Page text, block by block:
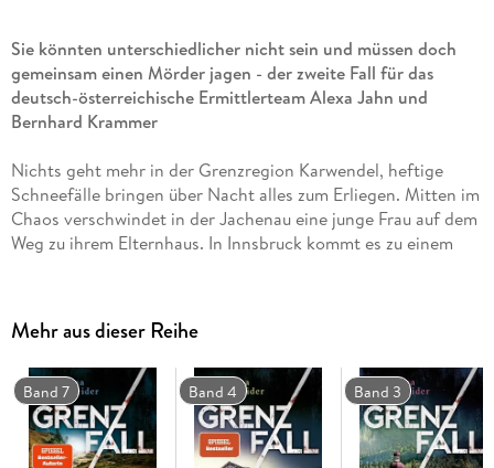
Sie könnten unterschiedlicher nicht sein und müssen doch
gemeinsam einen Mörder jagen - der zweite Fall für das
deutsch-österreichische Ermittlerteam Alexa Jahn und
Bernhard Krammer
Nichts geht mehr in der Grenzregion Karwendel, heftige
Schneefälle bringen über Nacht alles zum Erliegen. Mitten im
Chaos verschwindet in der Jachenau eine junge Frau auf dem
Weg zu ihrem Elternhaus. In Innsbruck kommt es zu einem
den erschwerten Bedingungen grenzübergreifend
zusammenarbeiten, als zwei weitere Vermisstenmeldungen
eingehen. Ein Zufall ist nun ausgeschlossen, die Fälle müssen
zusammenhängen.
Bald beschleicht Bernhard Krammer eine ungute Ahnung, er
fühlt sich an einen alten Fall erinnert. Doch noch bevor er
Mehr aus dieser Reihe
Band 7 Band 4 Band 3